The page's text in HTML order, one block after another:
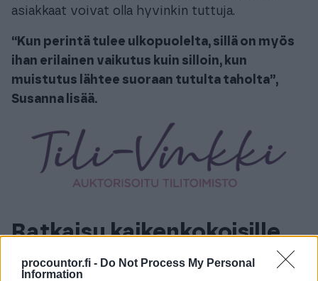
procountor.fi - Do Not Process My Personal
Information
asiakkaat voivat olla hyvinkin tuttuja.
“Kun perintä tulee ulkopuolelta, sillä on myös
ihan erilainen vaikutus kuin silloin, kun
muistutus lähtee suoraan tutulta taholta”,
Susanna lisää.
Ratkaisu kaikenkokoisille
yrityksille